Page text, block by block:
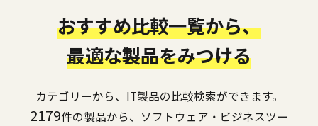
おすすめ比較一覧から、
最適な製品をみつける
カテゴリーから、IT製品の比較検索ができます。
2179件の製品から、ソフトウェア・ビジネスツー